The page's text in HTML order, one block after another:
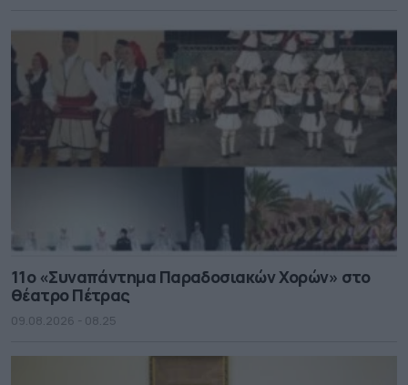
11ο «Συναπάντημα Παραδοσιακών Χορών» στο
θέατρο Πέτρας
09.08.2026 - 08.25